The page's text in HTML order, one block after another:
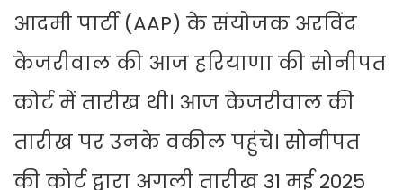
आदमी पार्टी (AAP) के संयोजक अरविंद
केजरीवाल की आज हरियाणा की सोनीपत
कोर्ट में तारीख थी। आज केजरीवाल की
तारीख पर उनके वकील पहुंचे। सोनीपत
की कोर्ट द्वारा अगली तारीख 31 मई 2025